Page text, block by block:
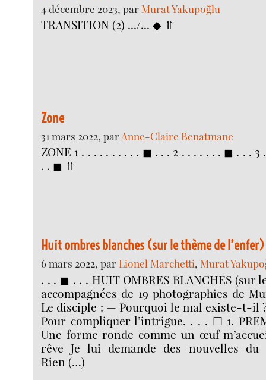
4 décembre 2023, parMurat Yakupoğlu
TRANSITION (2) .../... ◆ ⥣
Zone
31 mars 2022, parAnne-Claire Benatmane
ZONE 1 . . . . . . . . . . ◼︎ . . . 2 . . . . . . . ◼︎ . . . 3
. . ◼︎ ⥣
Huit ombres blanches (sur le thème de l’enfer)
6 mars 2022, parLionel Marchetti,Murat
. . . ◼︎ . . . HUIT OMBRES BLANCHES (sur
accompagnées de 19 photographies de
Le disciple : — Pourquoi le mal existe-t-il
Pour compliquer l’intrigue. . . . ☐ 1.
Une forme ronde comme un œuf
rêve Je lui demande des nouvelles du
Rien (…)